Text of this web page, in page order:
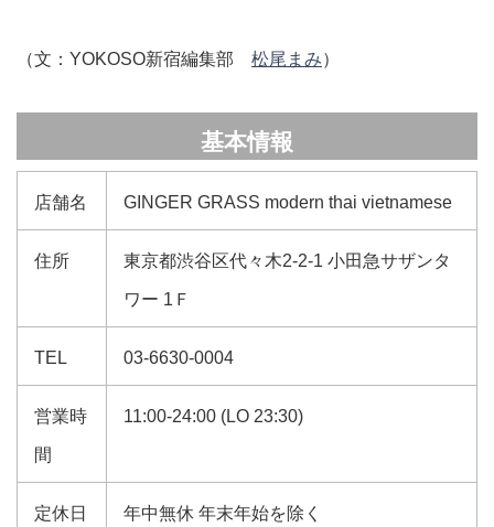
（文：YOKOSO新宿編集部 松尾まみ）
基本情報
店舗名 GINGER GRASS modern thai vietnamese
住所 東京都渋谷区代々木2-2-1 小田急サザンタ
ワー 1Ｆ
TEL 03-6630-0004
営業時
間
11:00-24:00 (LO 23:30)
定休日 年中無休 年末年始を除く